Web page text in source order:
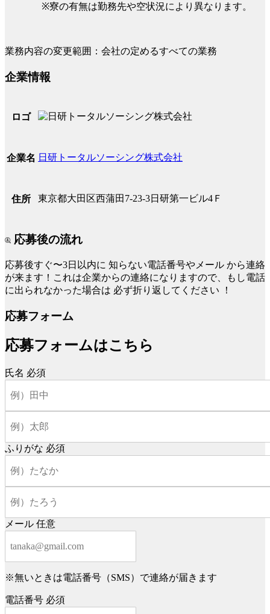
※寮の有無は勤務先や空状況により異なります。
業務内容の変更範囲：会社の定めるすべての業務
企業情報
ロゴ
企業名 日研トータルソーシング株式会社
住所 東京都大田区西蒲田7-23-3日研第一ビル4Ｆ
応募後の流れ
応募後すぐ〜3日以内に 知らない電話番号やメール から連絡
が来ます！これは企業からの連絡になりますので、もし電話
に出られなかった場合は 必ず折り返してください ！
応募フォーム
応募フォームはこちら
氏名 必須
ふりがな 必須
メール 任意
※無いときは電話番号（SMS）で連絡が届きます
電話番号 必須